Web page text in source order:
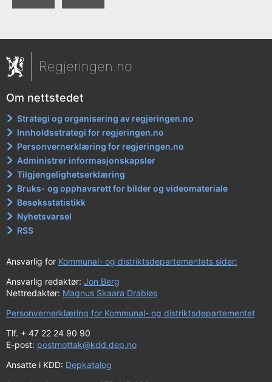
Regjeringen.no
Om nettstedet
Strategi og organisering av regjeringen.no
Innholdsstrategi for regjeringen.no
Personvernerklæring for regjeringen.no
Administrer informasjonskapsler
Tilgjengelighetserklæring
Bruks- og opphavsrett for bilder og videomateriale
Besøksstatistikk
Nyhetsvarsel
RSS
Ansvarlig for Kommunal- og distriktsdepartementets sider:
Ansvarlig redaktør: Jon Berg
Nettredaktør: Magnus Skaara Drabløs
Personvernerklæring for Kommunal- og distriktsdepartementet
Tlf. + 47 22 24 90 90
E-post: postmottak@kdd.dep.no
Ansatte i KDD: Depkatalog